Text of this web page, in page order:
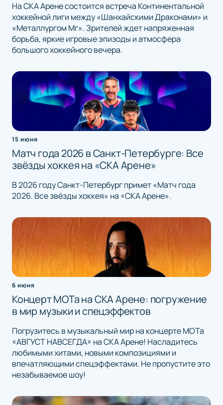
На СКА Арене состоится встреча Континентальной
хоккейной лиги между «Шанхайскими Драконами» и
«Металлургом Мг». Зрителей ждет напряженная
борьба, яркие игровые эпизоды и атмосфера
большого хоккейного вечера.
15 июня
Матч года 2026 в Санкт-Петербурге: Все
звёзды хоккея на «СКА Арене»
В 2026 году Санкт-Петербург примет «Матч года
2026. Все звёзды хоккея» на «СКА Арене».
6 июня
Концерт МОТа на СКА Арене: погружение
в мир музыки и спецэффектов
Погрузитесь в музыкальный мир на концерте МОТа
«АВГУСТ НАВСЕГДА» на СКА Арене! Насладитесь
любимыми хитами, новыми композициями и
впечатляющими спецэффектами. Не пропустите это
незабываемое шоу!